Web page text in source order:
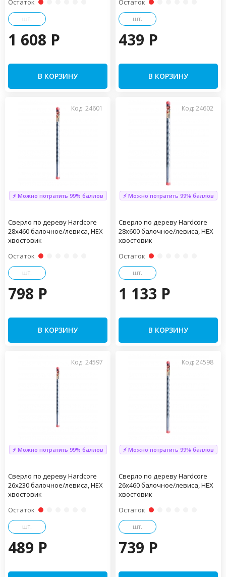
Остаток
шт.
1 608 P
В КОРЗИНУ
Остаток
шт.
439 P
В КОРЗИНУ
Код: 24601
⚡ Можно потратить 99% баллов
Сверло по дереву Hardcore
28х460 балочное/левиса, HEX
хвостовик
Остаток
шт.
798 P
В КОРЗИНУ
Код: 24602
⚡ Можно потратить 99% баллов
Сверло по дереву Hardcore
28х600 балочное/левиса, HEX
хвостовик
Остаток
шт.
1 133 P
В КОРЗИНУ
Код: 24597
⚡ Можно потратить 99% баллов
Сверло по дереву Hardcore
26х230 балочное/левиса, HEX
хвостовик
Остаток
шт.
489 P
Код: 24598
⚡ Можно потратить 99% баллов
Сверло по дереву Hardcore
26х460 балочное/левиса, HEX
хвостовик
Остаток
шт.
739 P